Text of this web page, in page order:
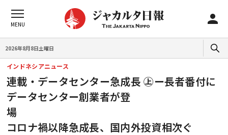
2026年8月8日土曜日
インドネシアニュース
連載・データセンター急成長 ㊤ー長者番付に
データセンター創業者が登
コロナ禍以降急成長、国内外投資相次ぐ